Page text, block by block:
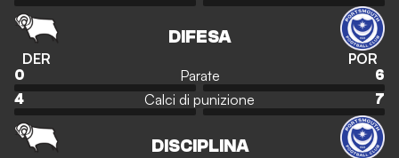
DER
DIFESA
POR
0 Parate
6
4
Calci di punizione 7
DISCIPLINA